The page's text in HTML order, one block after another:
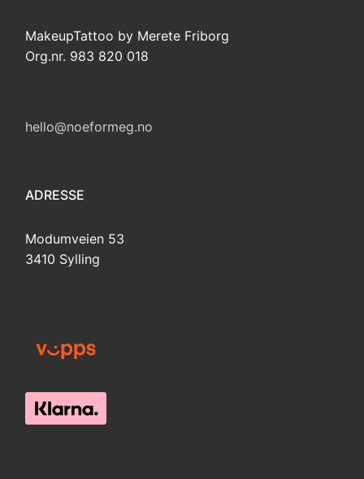
MakeupTattoo by Merete Friborg
Org.nr. 983 820 018
hello@noeformeg.no
ADRESSE
Modumveien 53
3410 Sylling